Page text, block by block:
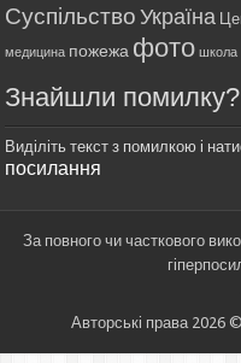
Суспільство Україна
медицина пожежа фото школа
Знайшли помилку?
Виділіть текст з помилкою і
посилання
За повного чи часткового
Авторські права 2026